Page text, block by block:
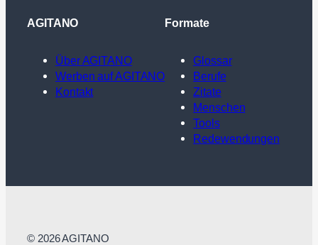
AGITANO
Über AGITANO
Werben auf AGITANO
Kontakt
Formate
Glossar
Berufe
Zitate
Menschen
Tools
Redewendungen
© 2026 AGITANO